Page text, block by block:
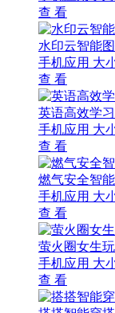
查 看
水印云智能
手机应用 大
查 看
英语高效学
手机应用 大
查 看
燃气安全智
手机应用 大
查 看
萤火圈女生
手机应用 大
查 看